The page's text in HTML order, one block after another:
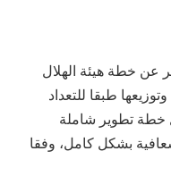
عن خطة هيئة الهلال
طبقا للتعداد
خطة تطوير شاملة
بشكل كامل، وفقا